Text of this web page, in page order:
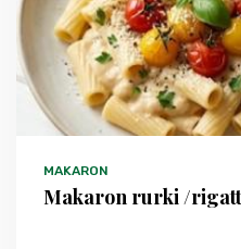
MAKARON
Makaron rurki /